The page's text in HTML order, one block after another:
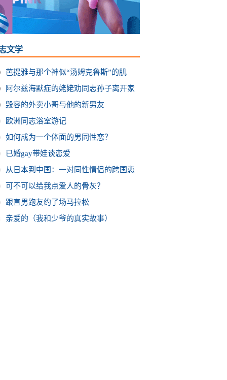
文学
芭提雅与那个神似“汤姆克鲁斯”的肌
阿尔兹海默症的姥姥劝同志孙子离开家
毁容的外卖小哥与他的新男友
欧洲同志浴室游记
如何成为一个体面的男同性恋？
已婚gay带娃谈恋爱
从日本到中国：一对同性情侣的跨国恋
可不可以给我点爱人的骨灰？
跟直男跑友约了场马拉松
亲爱的（我和少爷的真实故事）